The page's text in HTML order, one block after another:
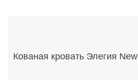
Кованая кровать Элегия New